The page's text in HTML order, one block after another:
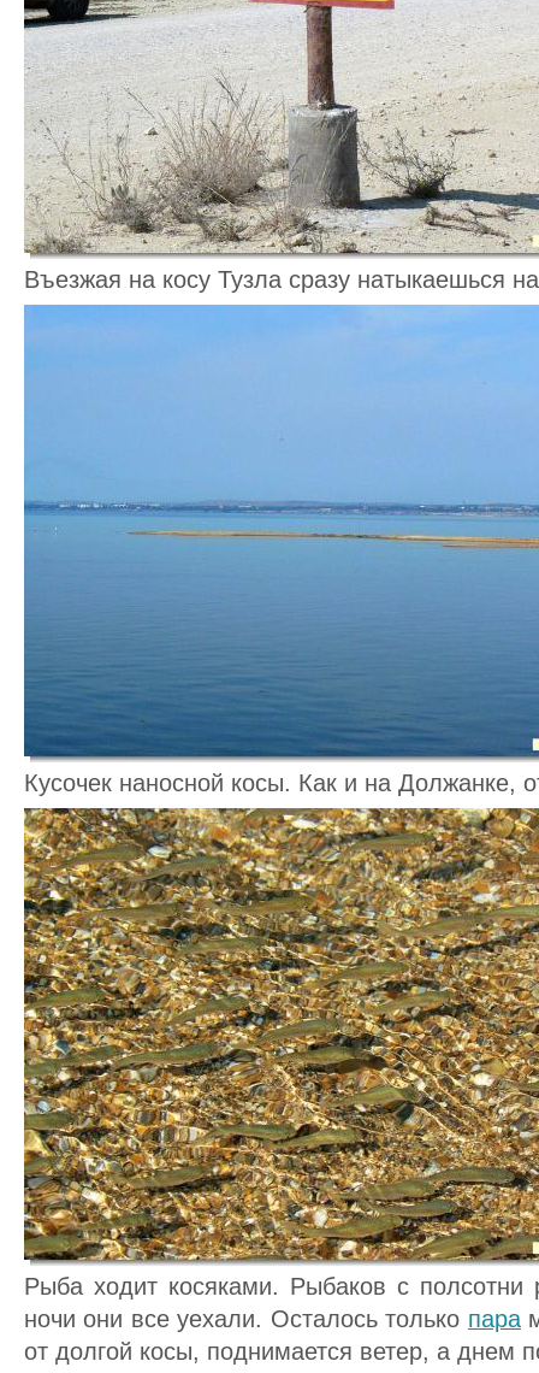
Въезжая на косу Тузла сразу натыкаешься
Кусочек наносной косы. Как и на Должанке,
Рыба ходит косяками. Рыбаков с полсотни
ночи они все уехали. Осталось только пара
от долгой косы, поднимается ветер, а днем